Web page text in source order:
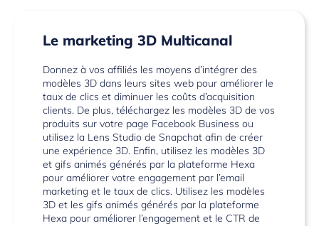
Le marketing 3D Multicanal
Donnez à vos affiliés les moyens d’intégrer des
modèles 3D dans leurs sites web pour améliorer le
taux de clics et diminuer les coûts d’acquisition
clients. De plus, téléchargez les modèles 3D de vos
produits sur votre page Facebook Business ou
utilisez la Lens Studio de Snapchat afin de créer
une expérience 3D. Enfin, utilisez les modèles 3D
et gifs animés générés par la plateforme Hexa
pour améliorer votre engagement par l’email
marketing et le taux de clics. Utilisez les modèles
3D et les gifs animés générés par la plateforme
Hexa pour améliorer l’engagement et le CTR de